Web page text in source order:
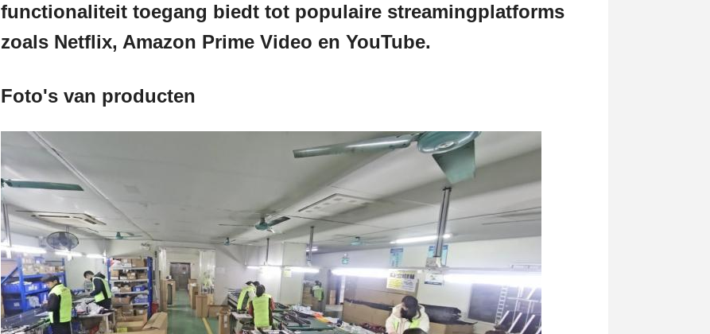
functionaliteit toegang biedt tot populaire streamingplatforms
zoals Netflix, Amazon Prime Video en YouTube.
Foto's van producten